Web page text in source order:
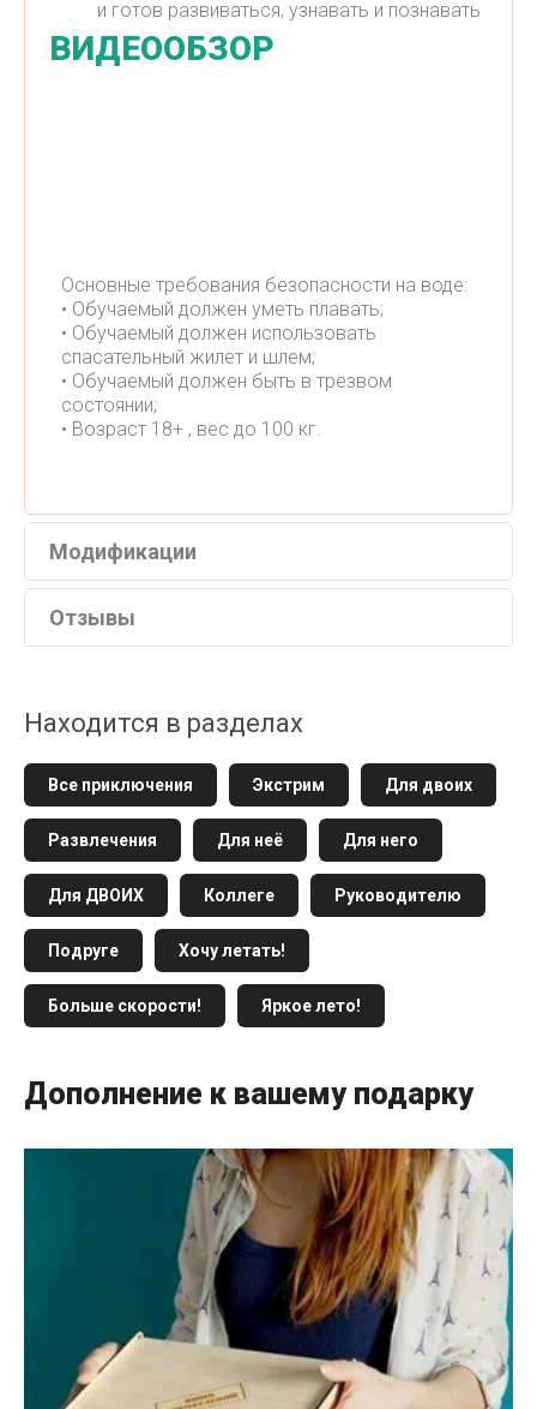
и готов развиваться, узнавать и познавать
ВИДЕООБЗОР
Основные требования безопасности на воде:
• Обучаемый должен уметь плавать;
• Обучаемый должен использовать
спасательный жилет и шлем;
• Обучаемый должен быть в трезвом
состоянии;
• Возраст 18+ , вес до 100 кг.
Модификации
Отзывы
Находится в разделах
Все приключения Экстрим Для двоих
Развлечения Для неё Для него
Для ДВОИХ Коллеге Руководителю
Подруге Хочу летать!
Больше скорости! Яркое лето!
Дополнение к вашему подарку